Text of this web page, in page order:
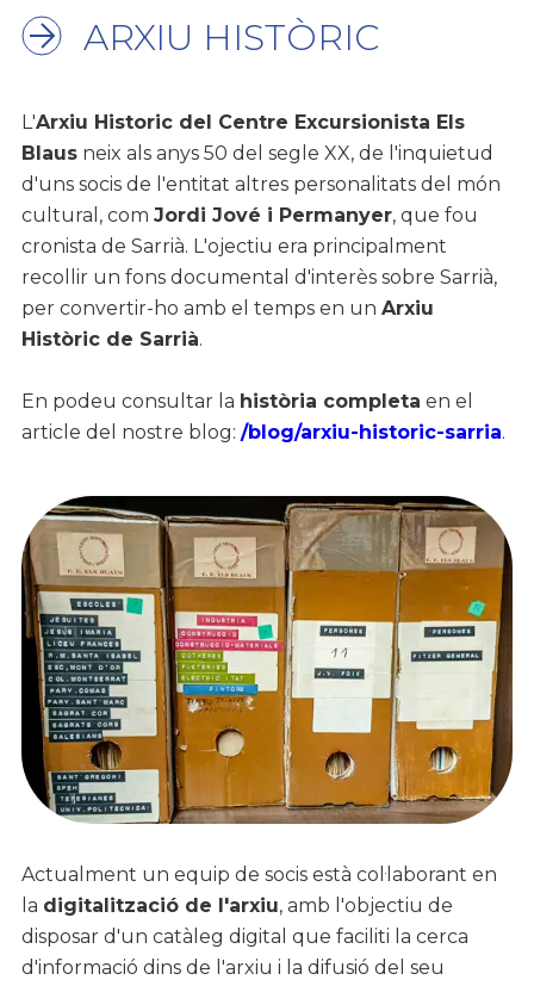
ARXIU HISTÒRIC
L'Arxiu Historic del Centre Excursionista Els
Blausneix als anys 50 del segle XX, de l'inquietud
d'uns socis de l'entitat altres personalitats del món
cultural, com Jordi Jové i Permanyer, que fou
cronista de Sarrià. L'ojectiu era principalment
recollir un fons documental d'interès sobre Sarrià,
per convertir-ho amb el temps en un Arxiu
Històric de Sarrià.
En podeu consultar la història completa en el
article del nostre blog: /blog/arxiu-historic-sarria.
Actualment un equip de socis està col·laborant en
la digitalització de l'arxiu, amb l'objectiu de
disposar d'un catàleg digital que faciliti la cerca
d'informació dins de l'arxiu i la difusió del seu